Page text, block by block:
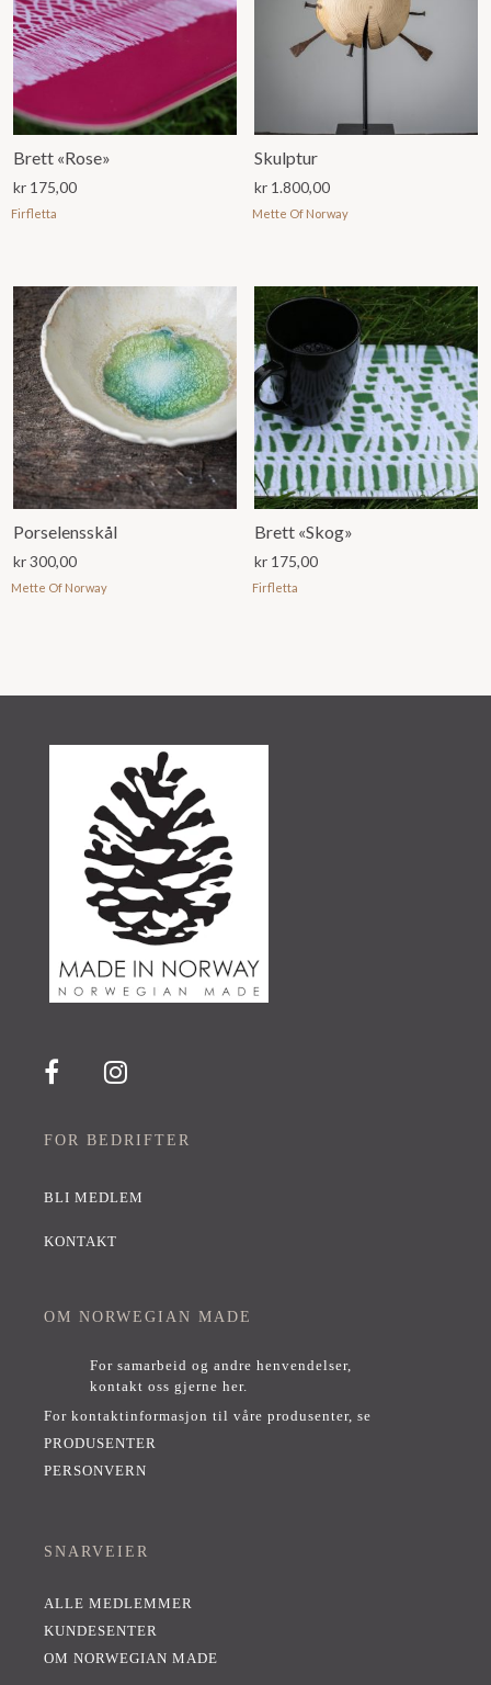
Brett «Rose»
kr 175,00
Firfletta
Skulptur
kr 1.800,00
Mette Of Norway
Porselensskål
kr300,00
Mette Of Norway
Brett «Skog»
kr 175,00
Firfletta
FOR BEDRIFTER
BLI MEDLEM
KONTAKT
OM NORWEGIAN MADE
For samarbeid og andre henvendelser,
kontakt oss gjerne her.
For kontaktinformasjon til våre produsenter, se
PRODUSENTER
PERSONVERN
SNARVEIER
ALLE MEDLEMMER
KUNDESENTER
OM NORWEGIAN MADE